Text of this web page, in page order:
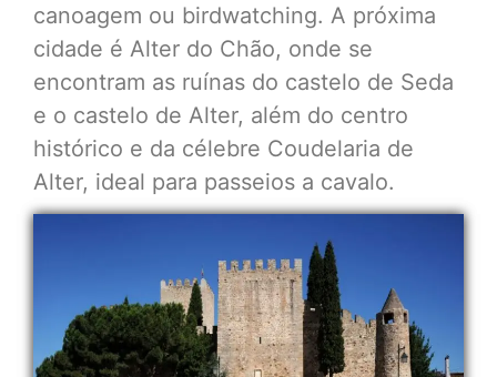
canoagem ou birdwatching. A próxima
cidade é Alter do Chão, onde se
encontram as ruínas do castelo de Seda
e o castelo de Alter, além do centro
histórico e da célebre Coudelaria de
Alter, ideal para passeios a cavalo.